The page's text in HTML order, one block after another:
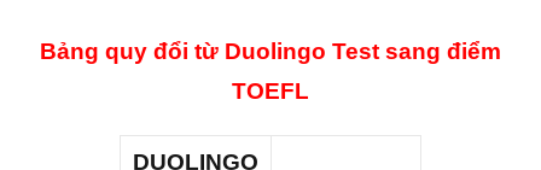
Bảng quy đổi từ Duolingo Test sang điểm
TOEFL
DUOLINGO